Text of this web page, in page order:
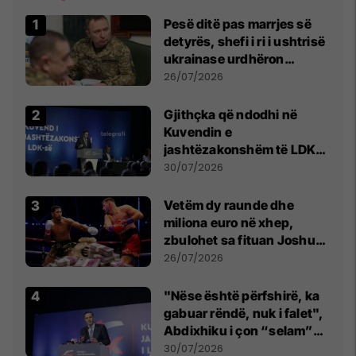
Pesë ditë pas marrjes së
detyrës, shefi i ri i ushtrisë
ukrainase urdhëron
kontroll të madh
26/07/2026
Gjithçka që ndodhi në
Kuvendin e
jashtëzakonshëm të LDK-
së
30/07/2026
Vetëm dy raunde dhe
miliona euro në xhep,
zbulohet sa fituan Joshua
e Prenga
26/07/2026
"Nëse është përfshirë, ka
gabuar rëndë, nuk i falet",
Abdixhiku i çon “selam”
Përparim Ramës
30/07/2026